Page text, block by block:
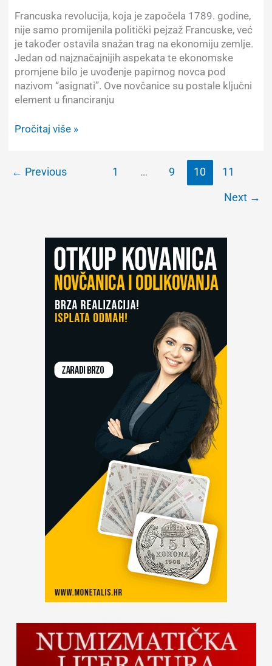
Francuska revolucija, koja je započela 1789. godine,
nije samo promijenila politički pejzaž Francuske, već
je također ostavila snažan trag na ekonomiju zemlje.
Jedan od najznačajnijih aspekata te ekonomske
promjene bilo je uvođenje papirnog novca pod
nazivom “asignati”. Ove novčanice su postale ključni
element u financiranju
Francuski
papirni
Pročitaj više »
← Previous 1 … 9 10 11
Next →